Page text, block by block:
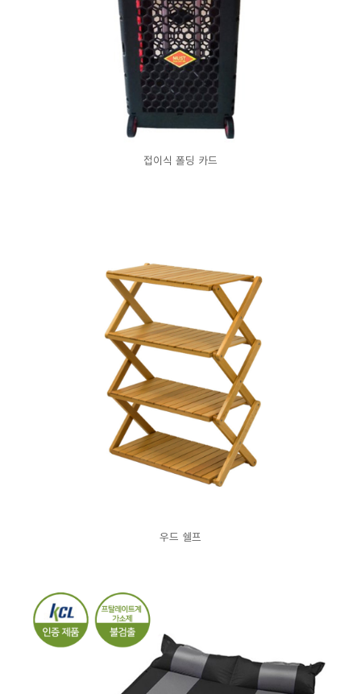
접이식 폴딩 카드
우드 쉘프